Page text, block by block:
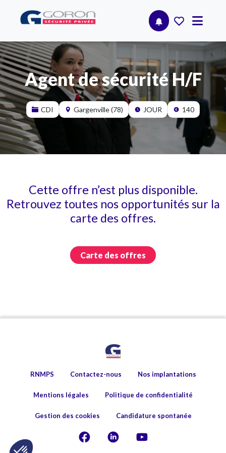
Agent de sécurité H/F
CDI Gargenville (78) JOUR 140
Cette offre n’est plus disponible.
Retrouvez toutes nos opportunités sur la
carte des offres.
Carte des offres
RNMPS Contactez-nous Nos implantations
Mentions légales Politique de confidentialité
Gestion des cookies Candidature spontanée